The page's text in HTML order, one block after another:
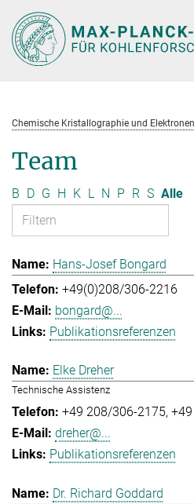
Hauptinhalt
Chemische Kristallographie und
Team
B D G H K L N P R S Alle
Hans-Josef Bongard
+49(0)208/306-2216
bongard@...
Publikationsreferenzen
Elke Dreher
Technische Assistenz
+49 208/306-2175
dreher@...
Publikationsreferenzen
Dr. Richard Goddard